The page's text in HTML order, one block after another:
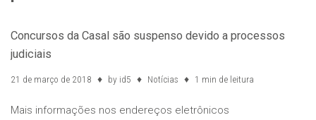
Concursos da Casal são suspenso devido a processos
judiciais
21 de março de 2018 by id5 Notícias 1 min de leitura
Mais informações nos endereços eletrônicos